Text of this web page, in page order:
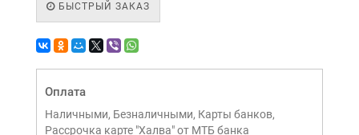
БЫСТРЫЙ ЗАКАЗ
Оплата
Наличными, Безналичными, Карты банков,
Рассрочка карте "Халва" от МТБ банка